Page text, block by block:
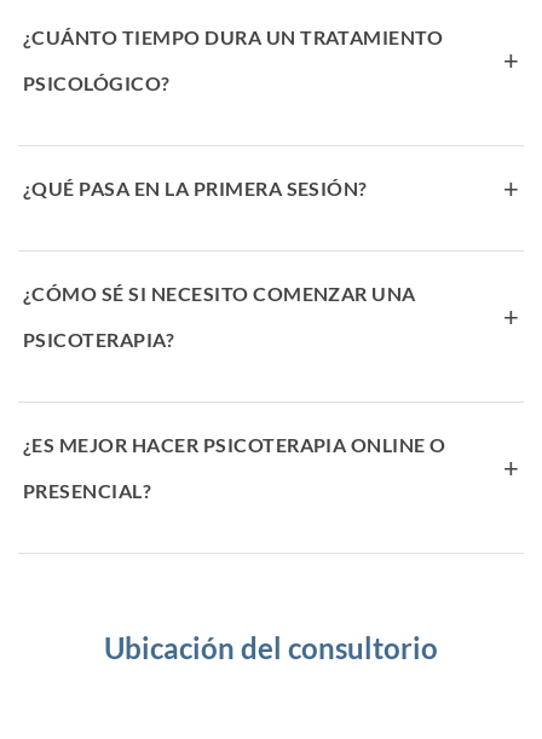
¿CUÁNTO TIEMPO DURA UN TRATAMIENTO
PSICOLÓGICO?
+
¿QUÉ PASA EN LA PRIMERA SESIÓN? +
¿CÓMO SÉ SI NECESITO COMENZAR UNA
PSICOTERAPIA?
+
¿ES MEJOR HACER PSICOTERAPIA ONLINE O
PRESENCIAL?
+
Ubicación del consultorio